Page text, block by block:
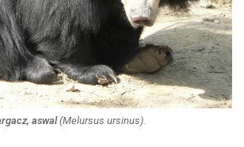
aswal(Melursus ursinus).